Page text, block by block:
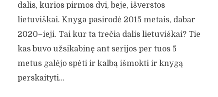
dalis, kurios pirmos dvi, beje, išverstos
lietuviškai. Knyga pasirodė 2015 metais, dabar
2020–ieji. Tai kur ta trečia dalis lietuviškai? Tie
kas buvo užsikabinę ant serijos per tuos 5
metus galėjo spėti ir kalbą išmokti ir knygą
perskaityti…